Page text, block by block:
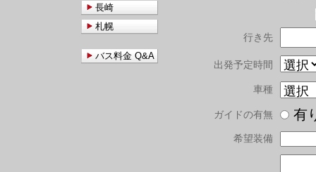
行き先
出発予定時間
車種
ガイドの有無
希望装備
長崎
札幌
バス料金 Q&A